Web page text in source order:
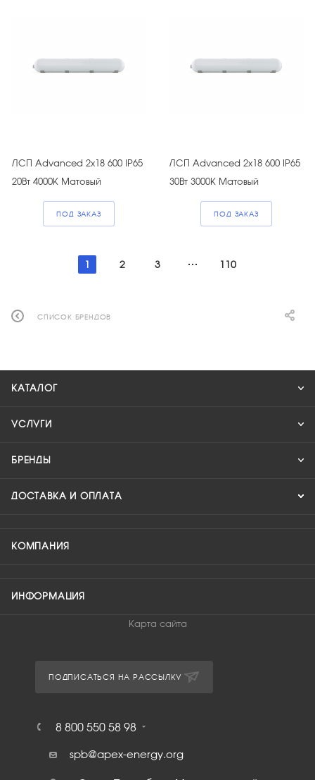
ЛСП Advanced 2х18 600 IP65
20Вт 4000К Матовый
ПОД ЗАКАЗ
ЛСП Advanced 2х18 600 IP65
30Вт 3000К Матовый
ПОД ЗАКАЗ
1 2 3 110
СПИСОК БРЕНДОВ
КАТАЛОГ
УСЛУГИ
БРЕНДЫ
ДОСТАВКА И ОПЛАТА
КОМПАНИЯ
ИНФОРМАЦИЯ
Карта сайта
ПОДПИСАТЬСЯ НА РАССЫЛКУ
8 800 550 58 98
spb@apex-energy.org